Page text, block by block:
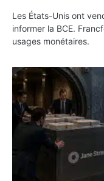
Les États-Unis ont
informer la BCE.
usages monétaires.
Jane Street